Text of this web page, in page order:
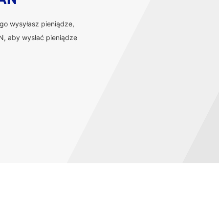
wysyłasz pieniądze,
aby wysłać pieniądze